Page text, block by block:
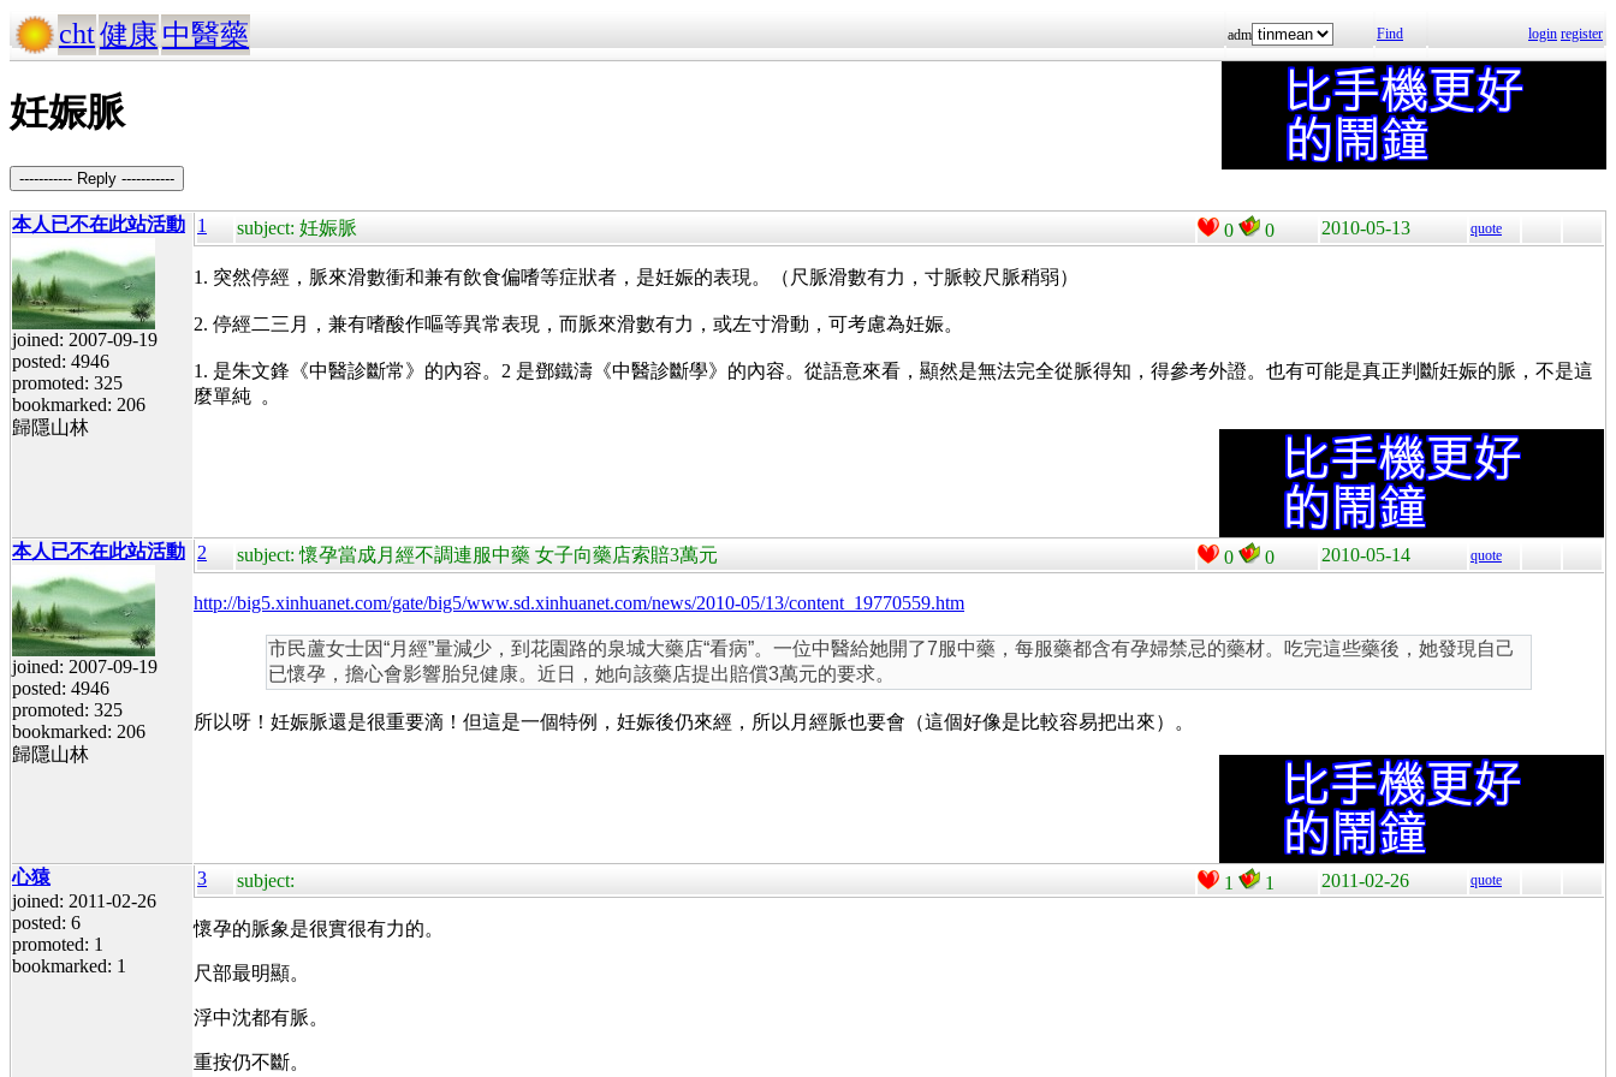
cht健康 中醫藥 adm Find login register
妊娠脈
----------- Reply -----------
本人已不在此站活動
joined: 2007-09-19
posted: 4946
promoted: 325
bookmarked: 206
歸隱山林
1 subject: 妊娠脈 0 0 2010-05-13 quote
1. 突然停經，脈來滑數衝和兼有飲食偏嗜等症狀者，是妊娠的表現。（尺脈滑數有力，寸脈較尺脈稍弱）
2. 停經二三月，兼有嗜酸作嘔等異常表現，而脈來滑數有力，或左寸滑動，可考慮為妊娠。
1. 是朱文鋒《中醫診斷常》的內容。2 是鄧鐵濤《中醫診斷學》的內容。從語意來看，顯然是無法完全從脈得知，得參考外證。也有可能是真正判斷妊娠的脈，不是這
麼單純 。
本人已不在此站活動
joined: 2007-09-19
posted: 4946
promoted: 325
bookmarked: 206
歸隱山林
2 subject: 懷孕當成月經不調連服中藥 女子向藥店索賠3萬元 0 0 2010-05-14 quote
http://big5.xinhuanet.com/gate/big5/www.sd.xinhuanet.com/news/2010-05/13/content_19770559.htm
市民蘆女士因“月經”量減少，到花園路的泉城大藥店“看病”。一位中醫給她開了7服中藥，每服藥都含有孕婦禁忌的藥材。吃完這些藥後，她發現自己
已懷孕，擔心會影響胎兒健康。近日，她向該藥店提出賠償3萬元的要求。
所以呀！妊娠脈還是很重要滴！但這是一個特例，妊娠後仍來經，所以月經脈也要會（這個好像是比較容易把出來）。
心猿
joined: 2011-02-26
posted: 6
promoted: 1
bookmarked: 1
3 subject: 1 1 2011-02-26 quote
懷孕的脈象是很實很有力的。
尺部最明顯。
浮中沈都有脈。
重按仍不斷。